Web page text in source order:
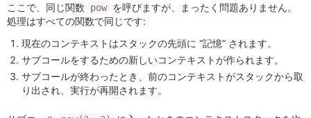
ここで、同じ関数
pow を呼びますが、まったく問題ありません。
処理はすべての関数で同じです:
現在のコンテキストはスタックの先頭に “記憶” されます。
サブコールをするための新しいコンテキストが作られます。
サブコールが終わったとき、前のコンテキストがスタックから取
り出され、実行が再開されます。